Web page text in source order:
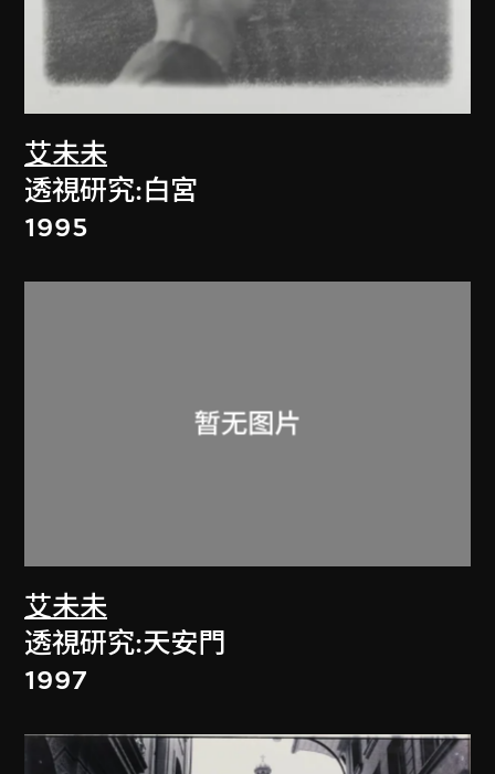
艾未未
透視研究:白宮
1995
艾未未
透視研究:天安門
1997